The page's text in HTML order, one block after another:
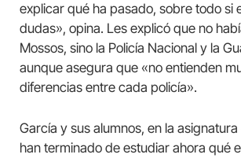
explicar qué ha pasado, sobre todo si
dudas», opina. Les explicó que no
Mossos, sino la Policía Nacional y la
aunque asegura que «no entienden
diferencias entre cada policía».
García y sus alumnos, en la asignatura
han terminado de estudiar ahora qué